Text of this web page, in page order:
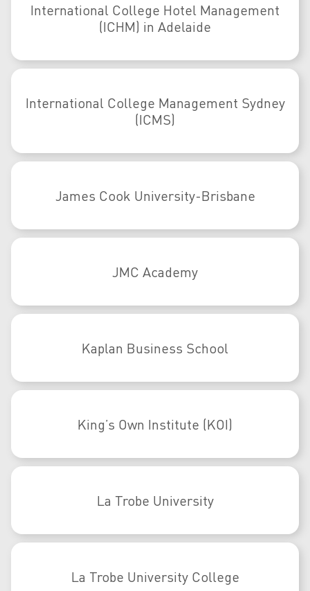
International College Hotel Management
(ICHM) in Adelaide
International College Management Sydney
(ICMS)
James Cook University-Brisbane
JMC Academy
Kaplan Business School
King’s Own Institute (KOI)
La Trobe University
La Trobe University College